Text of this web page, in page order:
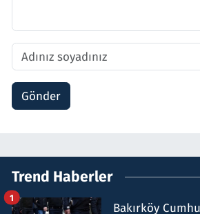
Gönder
Trend Haberler
Bakırköy
1